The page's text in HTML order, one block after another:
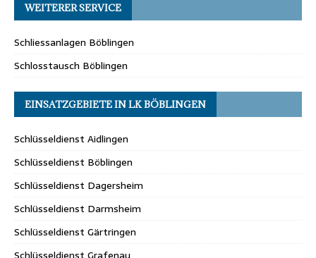
WEITERER SERVICE
Schliessanlagen Böblingen
Schlosstausch Böblingen
EINSATZGEBIETE IN LK BÖBLINGEN
Schlüsseldienst Aidlingen
Schlüsseldienst Böblingen
Schlüsseldienst Dagersheim
Schlüsseldienst Darmsheim
Schlüsseldienst Gärtringen